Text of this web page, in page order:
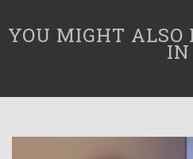
YOU MIGHT ALSO
IN